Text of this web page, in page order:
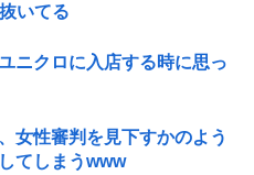
いてる
ニクロに入店する時に思っ
女性審判を見下すかのよう
てしまうwww